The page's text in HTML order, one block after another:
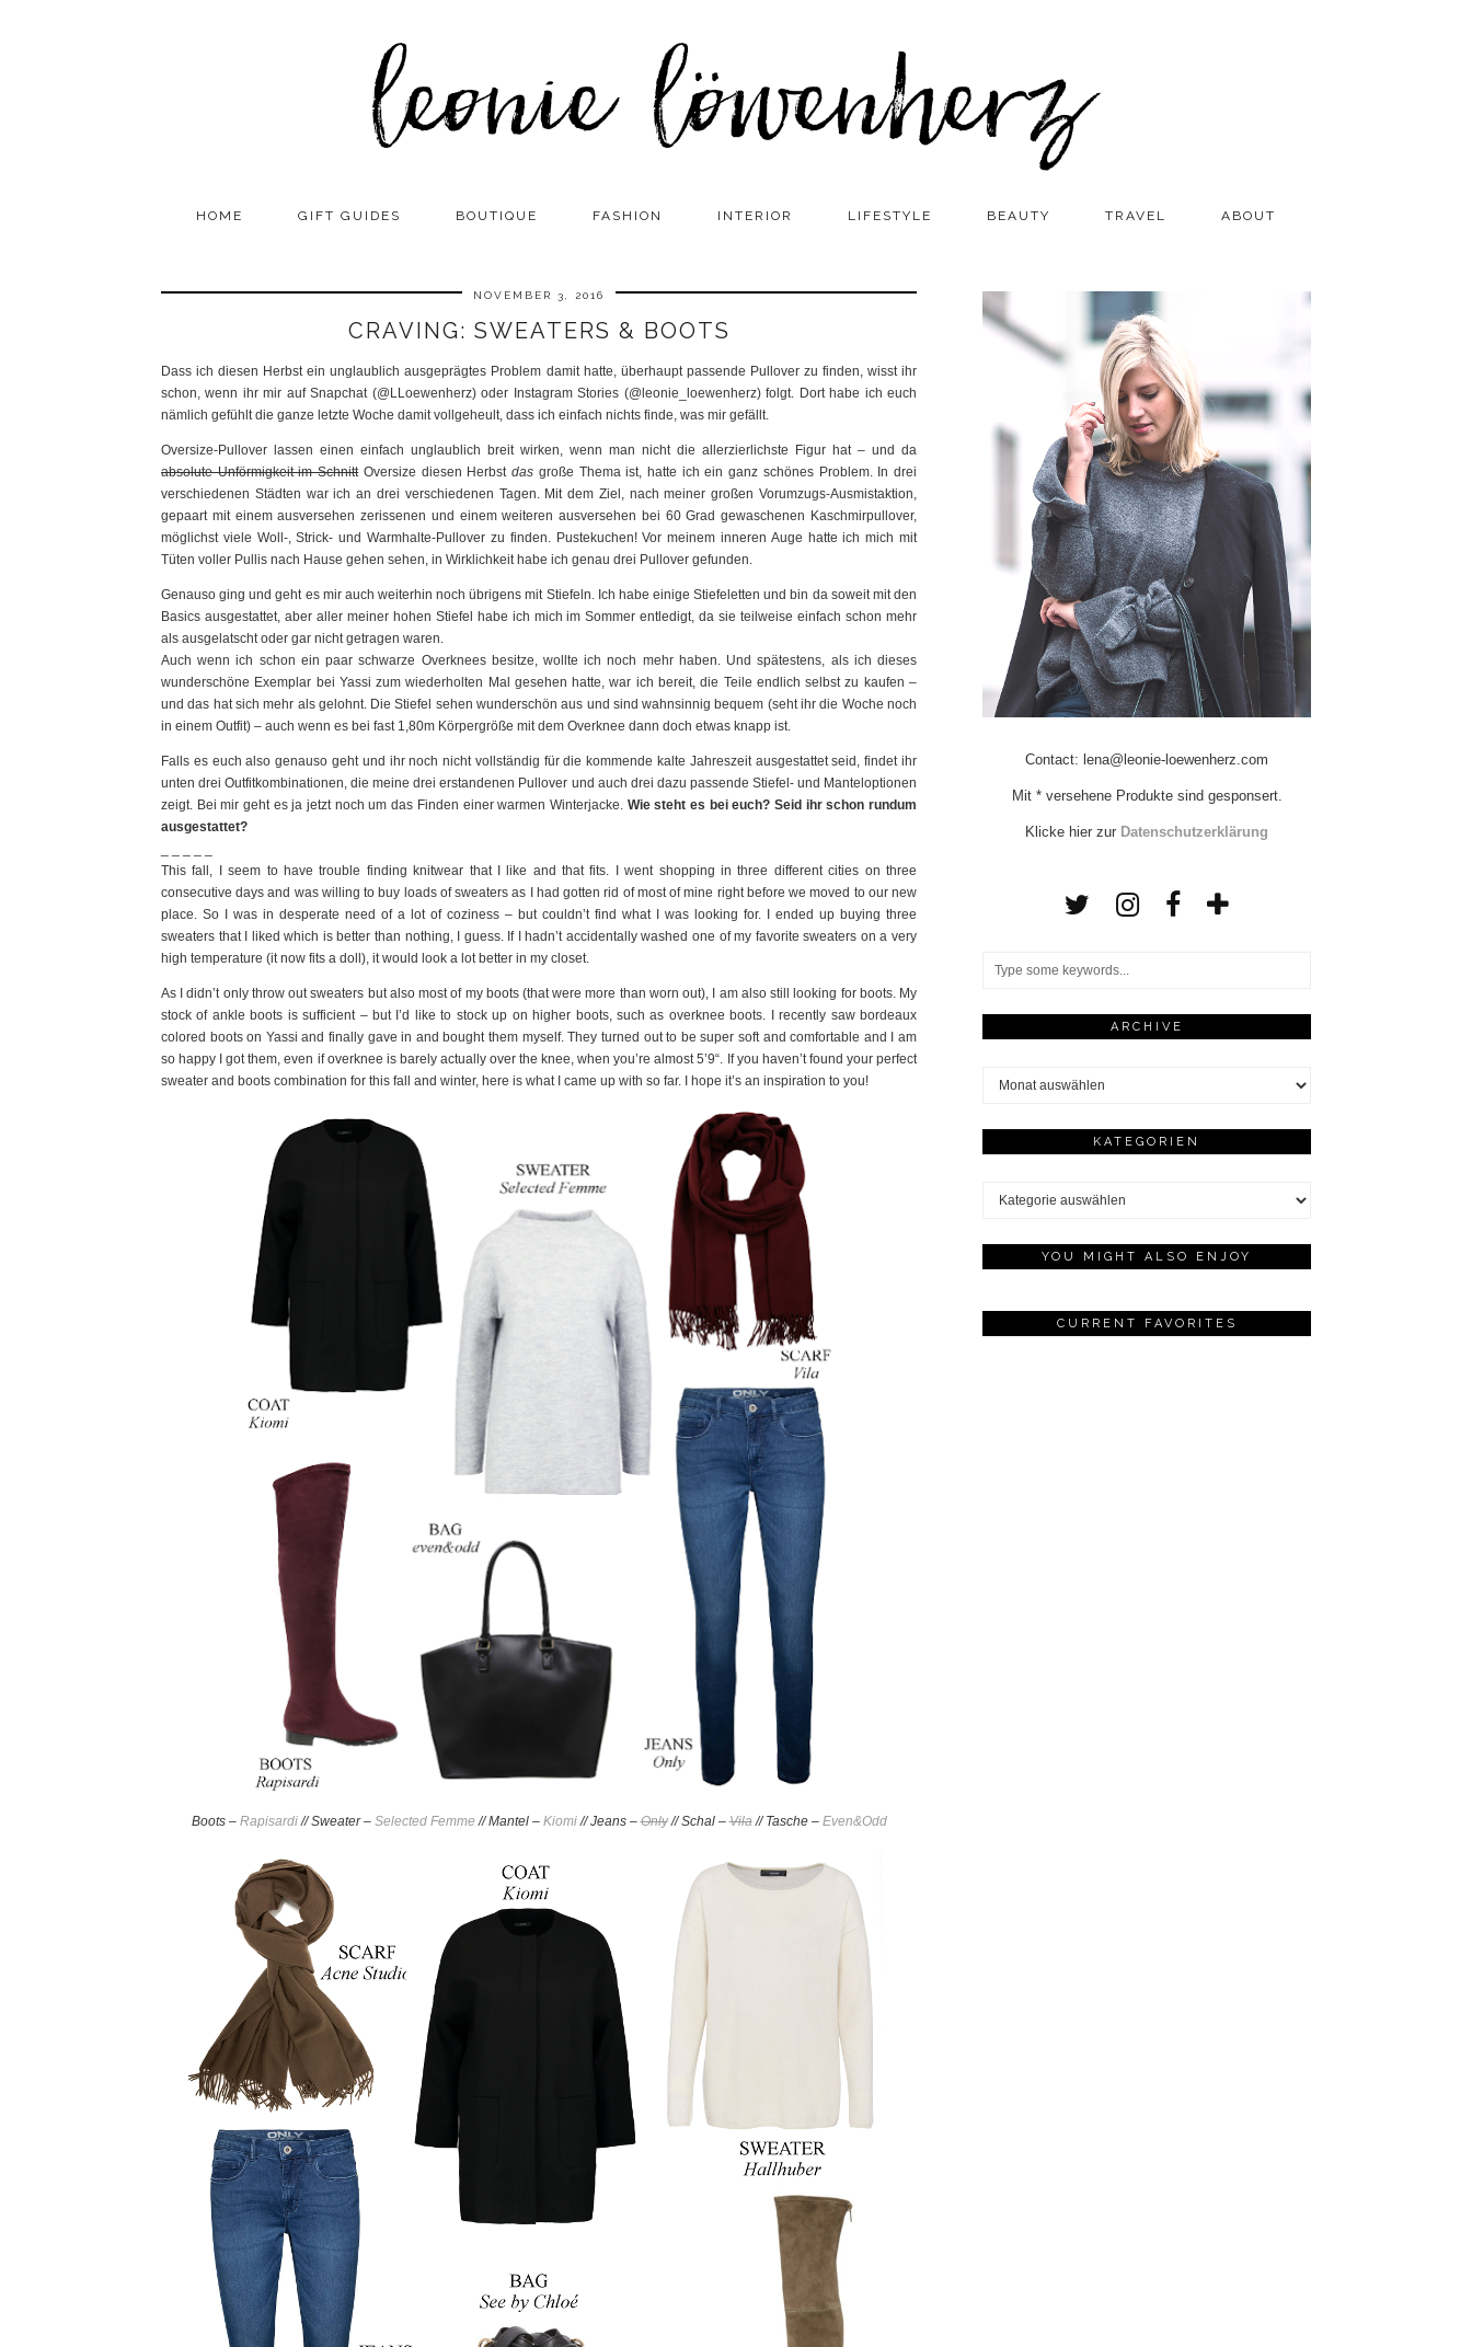
HOME GIFT GUIDES BOUTIQUE FASHION INTERIOR LIFESTYLE BEAUTY TRAVEL ABOUT
NOVEMBER 3, 2016
CRAVING: SWEATERS & BOOTS
Dass ich diesen Herbst ein unglaublich ausgeprägtes Problem damit hatte, überhaupt passende Pullover zu finden, wisst ihr
schon, wenn ihr mir auf Snapchat (@LLoewenherz) oder Instagram Stories (@leonie_loewenherz) folgt. Dort habe ich euch
nämlich gefühlt die ganze letzte Woche damit vollgeheult, dass ich einfach nichts finde, was mir gefällt.
Oversize-Pullover lassen einen einfach unglaublich breit wirken, wenn man nicht die allerzierlichste Figur hat – und da
absolute Unförmigkeit im SchnittOversize diesen Herbstdas große Thema ist, hatte ich ein ganz schönes Problem. In drei
verschiedenen Städten war ich an drei verschiedenen Tagen. Mit dem Ziel, nach meiner großen Vorumzugs-Ausmistaktion,
gepaart mit einem ausversehen zerissenen und einem weiteren ausversehen bei 60 Grad gewaschenen Kaschmirpullover,
möglichst viele Woll-, Strick- und Warmhalte-Pullover zu finden. Pustekuchen! Vor meinem inneren Auge hatte ich mich mit
Tüten voller Pullis nach Hause gehen sehen, in Wirklichkeit habe ich genau drei Pullover gefunden.
Genauso ging und geht es mir auch weiterhin noch übrigens mit Stiefeln. Ich habe einige Stiefeletten und bin da soweit mit den
Basics ausgestattet, aber aller meiner hohen Stiefel habe ich mich im Sommer entledigt, da sie teilweise einfach schon mehr
als ausgelatscht oder gar nicht getragen waren.
Auch wenn ich schon ein paar schwarze Overknees besitze, wollte ich noch mehr haben. Und spätestens, als ich dieses
wunderschöne Exemplar bei Yassi zum wiederholten Mal gesehen hatte, war ich bereit, die Teile endlich selbst zu kaufen –
und das hat sich mehr als gelohnt. Die Stiefel sehen wunderschön aus und sind wahnsinnig bequem (seht ihr die Woche noch
in einem Outfit) – auch wenn es bei fast 1,80m Körpergröße mit dem Overknee dann doch etwas knapp ist.
Falls es euch also genauso geht und ihr noch nicht vollständig für die kommende kalte Jahreszeit ausgestattet seid, findet ihr
unten drei Outfitkombinationen, die meine drei erstandenen Pullover und auch drei dazu passende Stiefel- und Manteloptionen
zeigt. Bei mir geht es ja jetzt noch um das Finden einer warmen Winterjacke. Wie steht es bei euch? Seid ihr schon rundum
ausgestattet?
This fall, I seem to have trouble finding knitwear that I like and that fits. I went shopping in three different cities on three
consecutive days and was willing to buy loads of sweaters as I had gotten rid of most of mine right before we moved to our new
place. So I was in desperate need of a lot of coziness – but couldn’t find what I was looking for. I ended up buying three
sweaters that I liked which is better than nothing, I guess. If I hadn’t accidentally washed one of my favorite sweaters on a very
high temperature (it now fits a doll), it would look a lot better in my closet.
As I didn’t only throw out sweaters but also most of my boots (that were more than worn out), I am also still looking for boots. My
stock of ankle boots is sufficient – but I’d like to stock up on higher boots, such as overknee boots. I recently saw bordeaux
colored boots on Yassi and finally gave in and bought them myself. They turned out to be super soft and comfortable and I am
so happy I got them, even if overknee is barely actually over the knee, when you’re almost 5’9“. If you haven’t found your perfect
sweater and boots combination for this fall and winter, here is what I came up with so far. I hope it’s an inspiration to you!
Boots – Rapisardi// Sweater – Selected Femme // Mantel – Kiomi// Jeans –Only// Schal –Vila// Tasche – Even&Odd
Contact: lena@leonie-loewenherz.com
Mit * versehene Produkte sind gesponsert.
Klicke hier zur Datenschutzerklärung
ARCHIVE
KATEGORIEN
YOU MIGHT ALSO ENJOY
CURRENT FAVORITES